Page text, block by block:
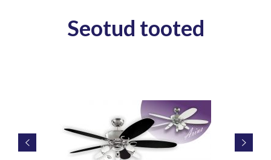
Seotud tooted